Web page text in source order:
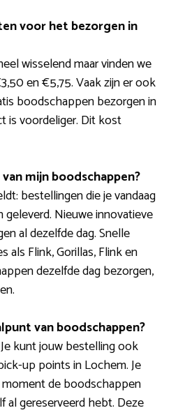
voor het bezorgen in
wisselend maar vinden we
en €5,75. Vaak zijn er ook
boodschappen bezorgen in
is voordeliger. Dit kost
mijn boodschappen?
bestellingen die je vandaag
Nieuwe innovatieve
al dezelfde dag. Snelle
als Flink, Gorillas, Flink en
dezelfde dag bezorgen,
van boodschappen?
kunt jouw bestelling ook
up points in Lochem. Je
de boodschappen
al gereserveerd hebt. Deze